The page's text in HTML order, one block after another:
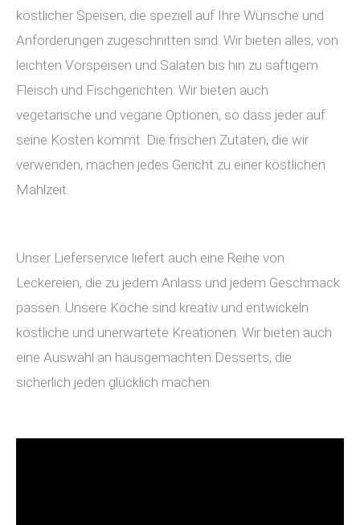
köstlicher Speisen, die speziell auf Ihre Wünsche und
Anforderungen zugeschnitten sind. Wir bieten alles, von
leichten Vorspeisen und Salaten bis hin zu saftigem
Fleisch und Fischgerichten. Wir bieten auch
vegetarische und vegane Optionen, so dass jeder auf
seine Kosten kommt. Die frischen Zutaten, die wir
verwenden, machen jedes Gericht zu einer köstlichen
Mahlzeit.
Unser Lieferservice liefert auch eine Reihe von
Leckereien, die zu jedem Anlass und jedem Geschmack
passen. Unsere Köche sind kreativ und entwickeln
köstliche und unerwartete Kreationen. Wir bieten auch
eine Auswahl an hausgemachten Desserts, die
sicherlich jeden glücklich machen.